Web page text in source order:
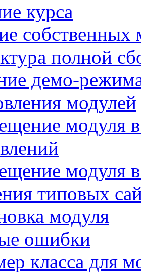
курса
собственных
полной
демо-
модулей
модуля
модуля
типовых
модуля
ошибки
класса для